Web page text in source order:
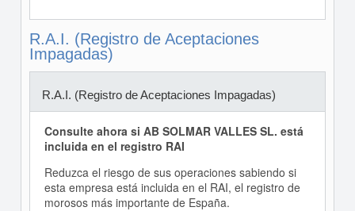
R.A.I. (Registro de Aceptaciones
Impagadas)
R.A.I. (Registro de Aceptaciones Impagadas)
Consulte ahora si AB SOLMAR VALLES SL. está
incluida en el registro RAI
Reduzca el riesgo de sus operaciones sabiendo si
esta empresa está incluida en el RAI, el registro de
morosos más importante de España.